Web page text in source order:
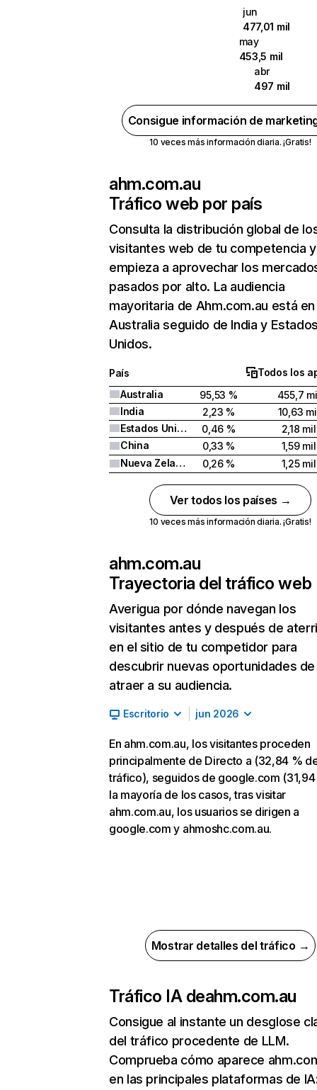
jun
477,01 mil
may
453,5 mil
abr
497 mil
Consigue información de
10 veces más información diaria. ¡Gratis!
ahm.com.au
Tráfico web por país
Consulta la distribución global de
visitantes web de tu competencia y
empieza a aprovechar los
pasados por alto. La audiencia
mayoritaria de Ahm.com.au está en
Australia seguido de India y
Unidos.
País
Todos los
Australia
95,53 %
455,7
India
2,23 %
10,63
Estados Unidos
0,46 %
2,18 mil
China
0,33 %
1,59 mil
Nueva Zelanda
0,26 % 1,25 mil
Ver todos los países →
10 veces más información diaria. ¡Gratis!
ahm.com.au
Trayectoria del tráfico web
Averigua por dónde navegan los
visitantes antes y después de
en el sitio de tu competidor para
descubrir nuevas oportunidades de
atraer a su audiencia.
Escritorio jun 2026
En ahm.com.au, los visitantes proceden
principalmente de Directo a (32,84 %
tráfico), seguidos de google.com (31,94
la mayoría de los casos, tras visitar
ahm.com.au, los usuarios se dirigen a
google.com y ahmoshc.com.au.
Mostrar detalles del tráfico →
Tráfico IA deahm.com.au
Consigue al instante un desglose
del tráfico procedente de LLM.
Comprueba cómo aparece
en las principales plataformas de